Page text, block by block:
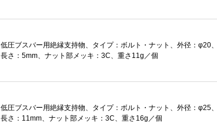
低圧ブスバー用絶縁支持物、タイプ：ボルト・ナット、外径：φ20
長さ：5mm、ナット部メッキ：3C、重さ11g／個
低圧ブスバー用絶縁支持物、タイプ：ボルト・ナット、外径：φ25
長さ：11mm、ナット部メッキ：3C、重さ16g／個